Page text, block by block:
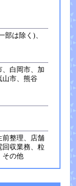
部は除く)、
、白岡市、加
山市、熊谷
整理、店舗
回収業務、粒
の他